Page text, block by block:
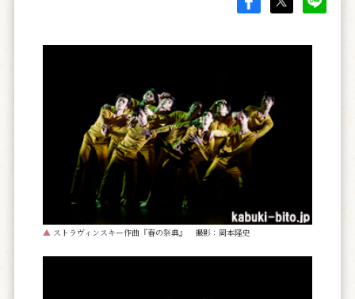
▲ ストラヴィンスキー作曲『春の祭典』 撮影：岡本隆史